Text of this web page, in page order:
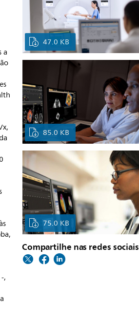
a
,
47.0 KB
85.0 KB
75.0 KB
Compartilhe nas redes sociais